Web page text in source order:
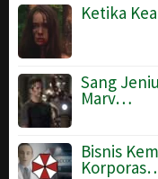
Ketika
Sang
Marv…
Bisnis